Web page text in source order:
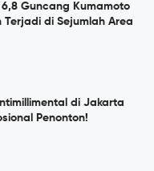
Guncang Kumamoto
di Sejumlah Area
di Jakarta
Penonton!